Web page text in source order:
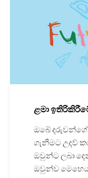
ළමා
ඔබේ දරුවන්ගේ
ගැනීමට උදව්
ඔවුන්ට ලබා
ඔවුන්ව